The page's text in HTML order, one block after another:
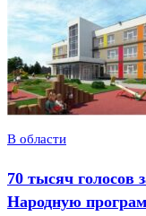
В области
70 тысяч
Народную